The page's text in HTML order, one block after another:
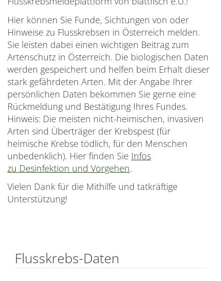
Hier können Sie Funde, Sichtungen von oder
Hinweise zu Flusskrebsen in Österreich melden.
Sie leisten dabei einen wichtigen Beitrag zum
Artenschutz in Österreich. Die biologischen Daten
werden gespeichert und helfen beim Erhalt dieser
stark gefährdeten Arten. Mit der Angabe Ihrer
persönlichen Daten bekommen Sie gerne eine
Rückmeldung und Bestätigung Ihres Fundes.
Hinweis: Die meisten nicht-heimischen, invasiven
Arten sind Überträger der Krebspest (für
heimische Krebse tödlich, für den Menschen
unbedenklich). Hier finden Sie Infos
zu Desinfektion und Vorgehen.
Vielen Dank für die Mithilfe und tatkräftige
Unterstützung!
Flusskrebs-Daten